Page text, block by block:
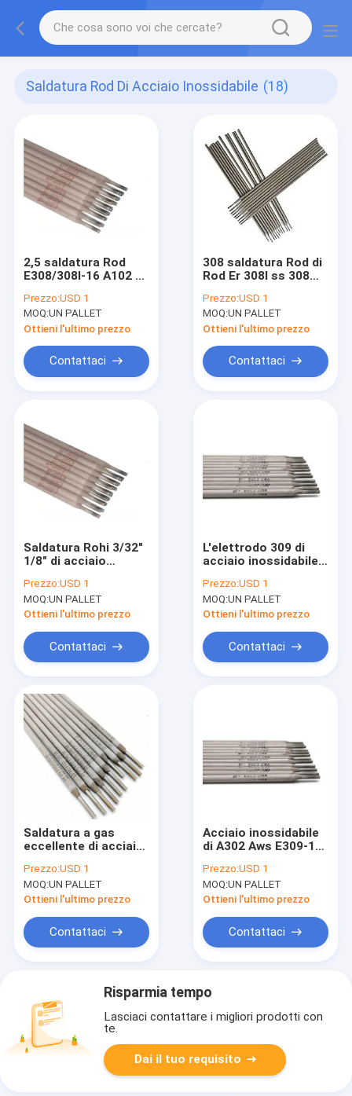
Saldatura Rod Di Acciaio Inossidabile (18)
2,5 saldatura Rod
E308/308l-16 A102 di
di 2mm
Prezzo:USD 1
MOQ:UN PALLET
Ottieni l'ultimo prezzo
Contattaci
308 saldatura Rod di
Rod Er 308l ss 308
acciaio inossidabile
Prezzo:USD 1
MOQ:UN PALLET
Ottieni l'ultimo prezzo
Contattaci
Saldatura Rohi 3/32"
1/8" di acciaio
A5.4 E308-16 308
Prezzo:USD 1
MOQ:UN PALLET
Ottieni l'ultimo prezzo
Contattaci
L'elettrodo 309 di
acciaio inossidabile
alla corrosione
Prezzo:USD 1
MOQ:UN PALLET
Ottieni l'ultimo prezzo
Contattaci
Saldatura a gas
eccellente di acciaio
duplex E347-16 Rod
3.2mm
Prezzo:USD 1
MOQ:UN PALLET
Ottieni l'ultimo prezzo
Contattaci
Acciaio inossidabile
di A302 Aws E309-16
Stick Electrodes
Prezzo:USD 1
MOQ:UN PALLET
Ottieni l'ultimo prezzo
Contattaci
Risparmia tempo
Lasciaci contattare i migliori prodotti con
te.
Dai il tuo requisito